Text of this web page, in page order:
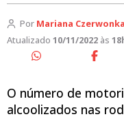
Por Mariana Czerwonka
Atualizado 10/11/2022 às
O número de
alcoolizados nas